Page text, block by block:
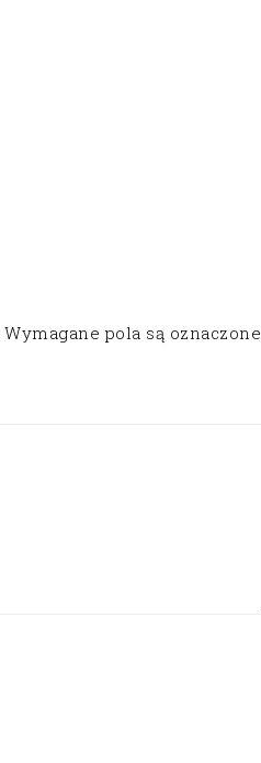
Wymagane pola są oznaczone